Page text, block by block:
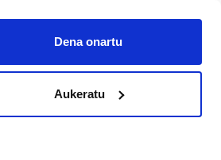
Dena onartu
Aukeratu